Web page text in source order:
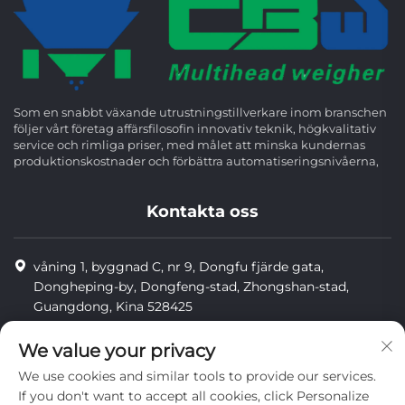
Som en snabbt växande utrustningstillverkare inom branschen
följer vårt företag affärsfilosofin innovativ teknik, högkvalitativ
service och rimliga priser, med målet att minska kundernas
produktionskostnader och förbättra automatiseringsnivåerna,
Kontakta oss
våning 1, byggnad C, nr 9, Dongfu fjärde gata,
Dongheping-by, Dongfeng-stad, Zhongshan-stad,
Guangdong, Kina 528425
[email protected]
We value your privacy
We use cookies and similar tools to provide our services.
If you don't want to accept all cookies, click Personalize